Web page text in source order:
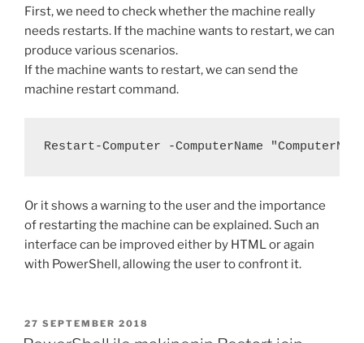
First, we need to check whether the machine really
needs restarts. If the machine wants to restart, we can
produce various scenarios.
If the machine wants to restart, we can send the
machine restart command.
Restart-Computer -ComputerName
Or it shows a warning to the user and the importance
of restarting the machine can be explained. Such an
interface can be improved either by HTML or again
with PowerShell, allowing the user to confront it.
POSTED
ON
27 SEPTEMBER 2018